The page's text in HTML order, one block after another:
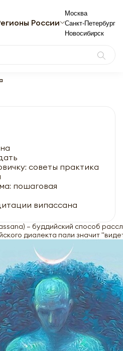
России
Москва
Санкт-Петербург
Новосибирск
– буддийский способ
диалекта пали значит
советы практика
пошаговая
випассана